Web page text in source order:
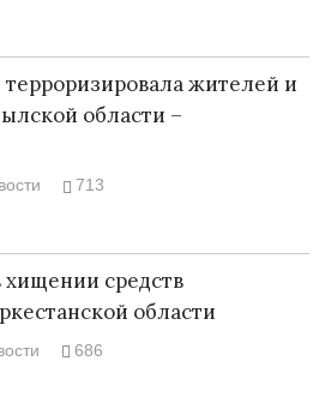
жителей и
области –
713
средств
области
686